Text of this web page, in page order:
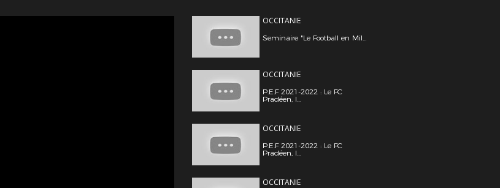
OCCITANIE
Seminaire "Le Football en Mil...
OCCITANIE
P.E.F 2021-2022 : Le FC
Pradéen, l...
OCCITANIE
P.E.F 2021-2022 : Le FC
Pradéen, l...
OCCITANIE